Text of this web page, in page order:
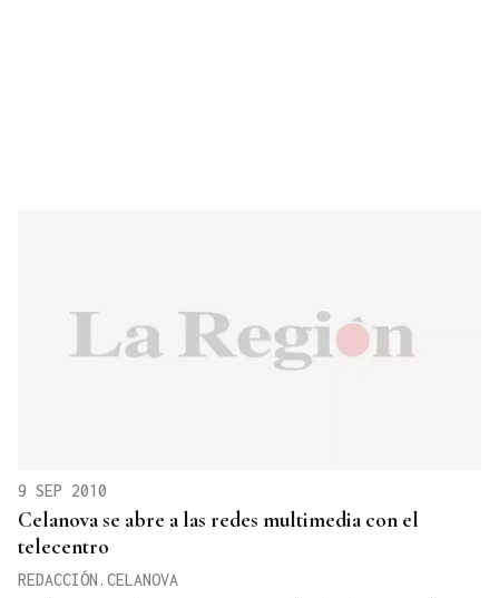
9 SEP 2010
Celanova se abre a las redes multimedia con el
telecentro
REDACCIÓN.CELANOVA